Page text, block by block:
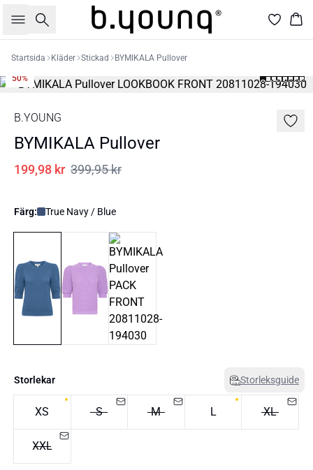
Sök
Startsida Kläder Stickad BYMIKALA Pullover
50%
B.YOUNG
BYMIKALA Pullover
199,98 kr 399,95 kr
Färg: True Navy / Blue
Storlekar Storleksguide
XS S M L XL
XXL